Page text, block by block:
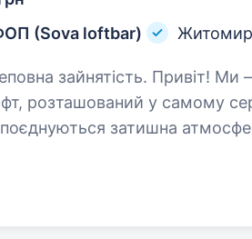
(Sova loftbar)
Привіт! Ми — Sova loftbar, сімейний
розташований у самому
поєднуються затишна